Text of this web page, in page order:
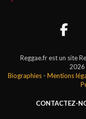
Reggae.fr est un site
Biographies- Mentions
CONTACTEZ-